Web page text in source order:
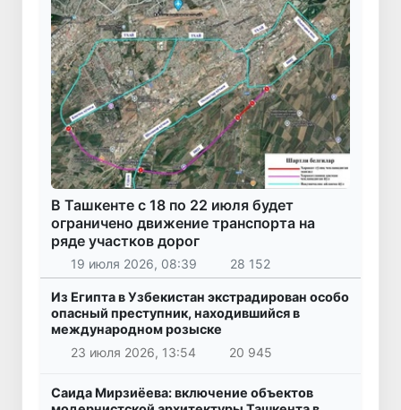
В Ташкенте с 18 по 22 июля будет
ограничено движение транспорта на
ряде участков дорог
19 июля 2026, 08:39 28 152
Из Египта в Узбекистан экстрадирован особо
опасный преступник, находившийся в
международном розыске
23 июля 2026, 13:54
20 945
Саида Мирзиёева: включение объектов